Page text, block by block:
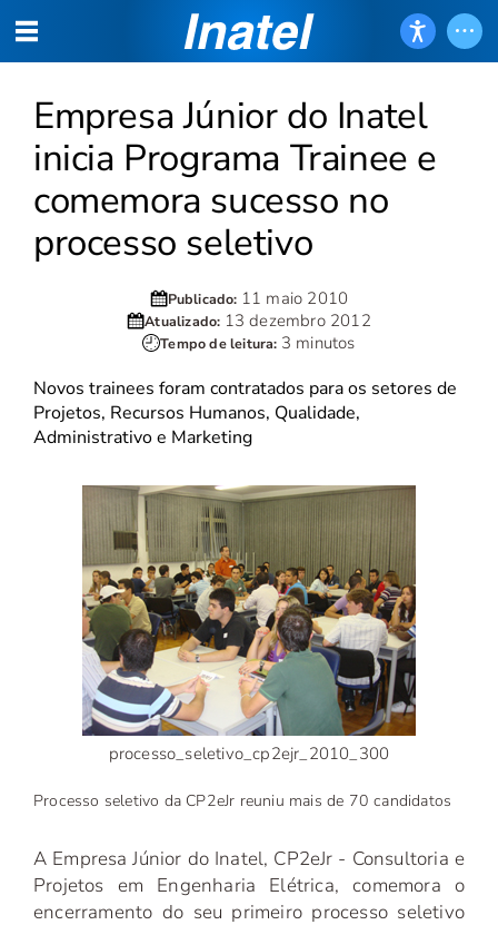
Empresa Júnior do Inatel
inicia Programa Trainee e
comemora sucesso no
processo seletivo
Publicado: 11 maio 2010
Atualizado: 13 dezembro 2012
Tempo de leitura: 3 minutos
Novos trainees foram contratados para os setores de
Projetos, Recursos Humanos, Qualidade,
Administrativo e Marketing
processo_seletivo_cp2ejr_2010_300
Processo seletivo da CP2eJr reuniu mais de 70 candidatos
A Empresa Júnior do Inatel, CP2eJr - Consultoria e
Projetos em Engenharia Elétrica, comemora o
encerramento do seu primeiro processo seletivo